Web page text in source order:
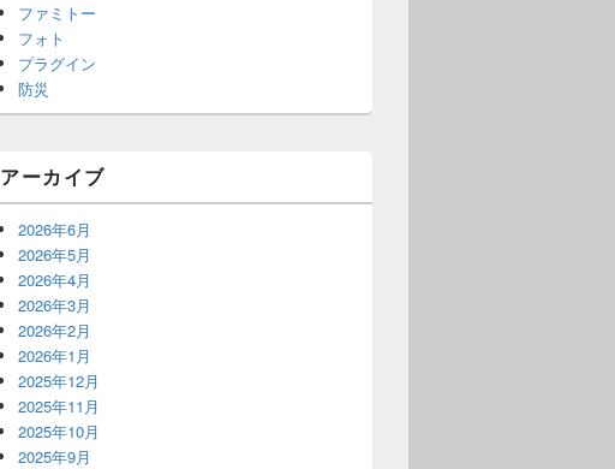
ファミトー
フォト
プラグイン
防災
アーカイブ
2026年6月
2026年5月
2026年4月
2026年3月
2026年2月
2026年1月
2025年12月
2025年11月
2025年10月
2025年9月